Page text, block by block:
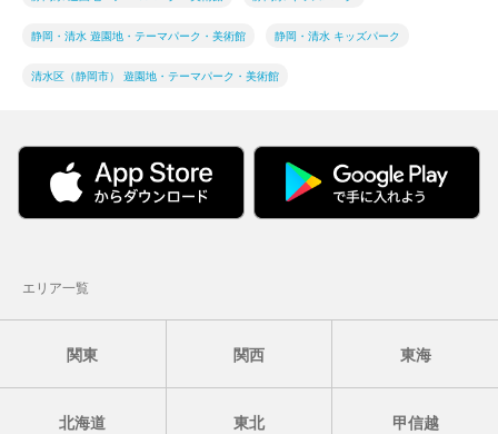
静岡・清水 遊園地・テーマパーク・美術館 静岡・清水 キッズパーク
清水区（静岡市） 遊園地・テーマパーク・美術館
エリア一覧
関東 関西 東海
北海道 東北 甲信越